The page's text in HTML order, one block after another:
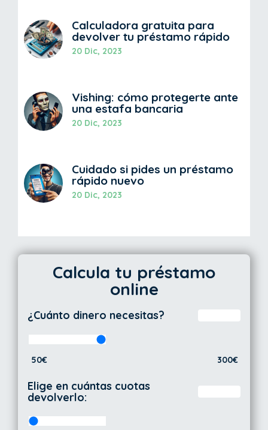
Calculadora gratuita para
devolver tu préstamo rápido
20 Dic, 2023
Vishing: cómo protegerte ante
una estafa bancaria
20 Dic, 2023
Cuidado si pides un préstamo
rápido nuevo
20 Dic, 2023
Calcula tu préstamo
online
¿Cuánto dinero necesitas?
50€ 300€
Elige en cuántas cuotas
devolverlo: